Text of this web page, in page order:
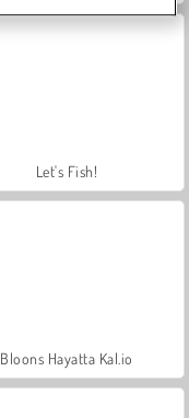
Let's Fish!
Bloons Hayatta Kal.io